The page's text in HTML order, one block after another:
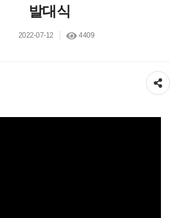
발대식
2022-07-12 4409
공유하기